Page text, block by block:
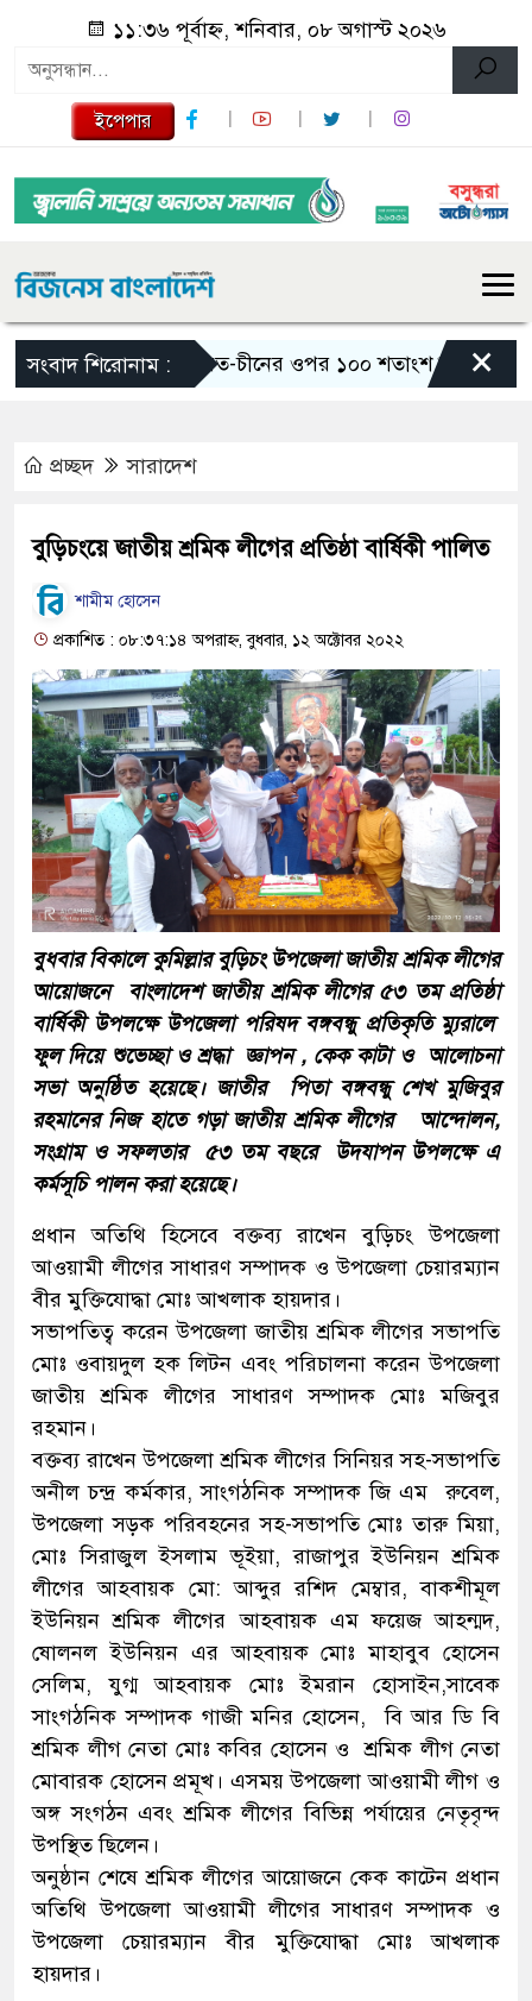
১১:৩৬ পূর্বাহ্ন, শনিবার, ০৮ অগাস্ট ২০২৬
ইপেপার
সংবাদ শিরোনাম :ভারত-চীনের ওপর ১০০ শতাংশ শুল্ক আরোপের বিল
×
প্রচ্ছদ সারাদেশ
বুড়িচংয়ে জাতীয় শ্রমিক লীগের প্রতিষ্ঠা বার্ষিকী পালিত
শামীম হোসেন
প্রকাশিত : ০৮:৩৭:১৪ অপরাহ্ন, বুধবার, ১২ অক্টোবর ২০২২
বুধবার বিকালে কুমিল্লার বুড়িচং উপজেলা জাতীয় শ্রমিক লীগের
আয়োজনে বাংলাদেশ জাতীয় শ্রমিক লীগের ৫৩ তম প্রতিষ্ঠা
বার্ষিকী উপলক্ষে উপজেলা পরিষদ বঙ্গবন্ধু প্রতিকৃতি ম্যুরালে
ফুল দিয়ে শুভেচ্ছা ও শ্রদ্ধা জ্ঞাপন , কেক কাটা ও আলোচনা
সভা অনুষ্ঠিত হয়েছে। জাতীর পিতা বঙ্গবন্ধু শেখ মুজিবুর
রহমানের নিজ হাতে গড়া জাতীয় শ্রমিক লীগের আন্দোলন,
সংগ্রাম ও সফলতার ৫৩ তম বছরে উদযাপন উপলক্ষে এ
কর্মসূচি পালন করা হয়েছে।
প্রধান অতিথি হিসেবে বক্তব্য রাখেন বুড়িচং উপজেলা
আওয়ামী লীগের সাধারণ সম্পাদক ও উপজেলা চেয়ারম্যান
বীর মুক্তিযোদ্ধা মোঃ আখলাক হায়দার।
সভাপতিত্ব করেন উপজেলা জাতীয় শ্রমিক লীগের সভাপতি
মোঃ ওবায়দুল হক লিটন এবং পরিচালনা করেন উপজেলা
জাতীয় শ্রমিক লীগের সাধারণ সম্পাদক মোঃ মজিবুর
রহমান।
বক্তব্য রাখেন উপজেলা শ্রমিক লীগের সিনিয়র সহ-সভাপতি
অনীল চন্দ্র কর্মকার, সাংগঠনিক সম্পাদক জি এম রুবেল,
উপজেলা সড়ক পরিবহনের সহ-সভাপতি মোঃ তারু মিয়া,
মোঃ সিরাজুল ইসলাম ভূইয়া, রাজাপুর ইউনিয়ন শ্রমিক
লীগের আহবায়ক মো: আব্দুর রশিদ মেম্বার, বাকশীমূল
ইউনিয়ন শ্রমিক লীগের আহবায়ক এম ফয়েজ আহন্মদ,
ষোলনল ইউনিয়ন এর আহবায়ক মোঃ মাহাবুব হোসেন
সেলিম, যুগ্ম আহবায়ক মোঃ ইমরান হোসাইন,সাবেক
সাংগঠনিক সম্পাদক গাজী মনির হোসেন, বি আর ডি বি
শ্রমিক লীগ নেতা মোঃ কবির হোসেন ও শ্রমিক লীগ নেতা
মোবারক হোসেন প্রমূখ। এসময় উপজেলা আওয়ামী লীগ ও
অঙ্গ সংগঠন এবং শ্রমিক লীগের বিভিন্ন পর্যায়ের নেতৃবৃন্দ
উপস্থিত ছিলেন।
অনুষ্ঠান শেষে শ্রমিক লীগের আয়োজনে কেক কাটেন প্রধান
অতিথি উপজেলা আওয়ামী লীগের সাধারণ সম্পাদক ও
উপজেলা চেয়ারম্যান বীর মুক্তিযোদ্ধা মোঃ আখলাক
হায়দার।